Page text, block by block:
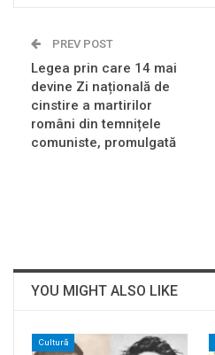
PREV POST
Legea prin care 14 mai
devine Zi națională de
cinstire a martirilor
români din temnițele
comuniste, promulgată
YOU MIGHT ALSO LIKE
Cultură